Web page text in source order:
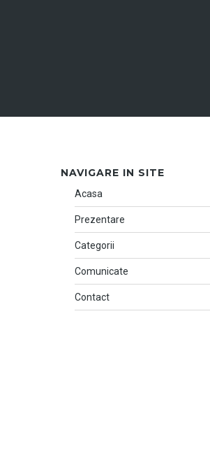
NAVIGARE IN SITE
Acasa
Prezentare
Categorii
Comunicate
Contact